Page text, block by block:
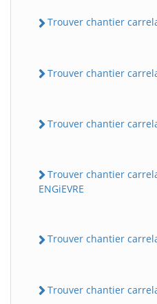
Trouver chantier
Trouver chantier
Trouver chantier
Trouver chantier
ENGiEVRE
Trouver chantier
Trouver chantier